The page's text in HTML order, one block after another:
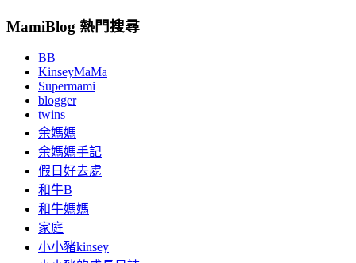
MamiBlog 熱門搜尋
BB
KinseyMaMa
Supermami
blogger
twins
余媽媽
余媽媽手記
假日好去處
和牛B
和牛媽媽
家庭
小小豬kinsey